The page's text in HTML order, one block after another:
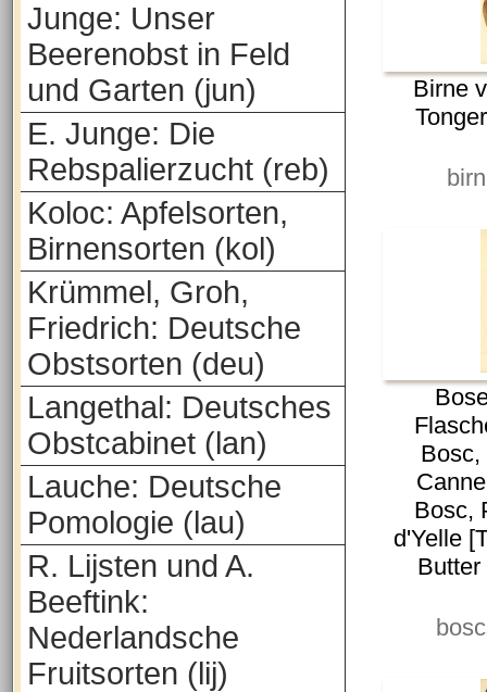
Junge: Unser
Beerenobst in Feld
und Garten (jun)
E. Junge: Die
Rebspalierzucht (reb)
Koloc: Apfelsorten,
Birnensorten (kol)
Krümmel, Groh,
Friedrich: Deutsche
Obstsorten (deu)
Langethal: Deutsches
Obstcabinet (lan)
Lauche: Deutsche
Pomologie (lau)
R. Lijsten und A.
Beeftink:
Nederlandsche
Fruitsorten (lij)
Birne
Bosc,
Bosc,
d'Yelle